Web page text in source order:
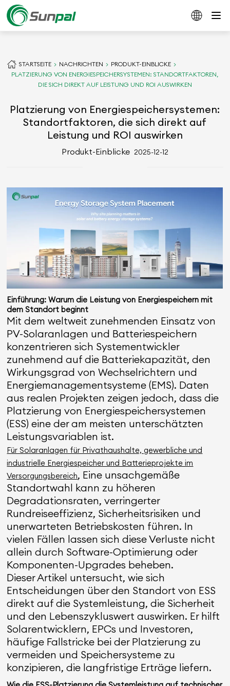
STARTSEITE NACHRICHTEN
PRODUKT-EINBLICKE
PLATZIERUNG VON ENERGIESPEICHERSYSTEMEN: STANDORTFAKTOREN,
DIE SICH DIREKT AUF LEISTUNG UND ROI AUSWIRKEN
Platzierung von Energiespeichersystemen:
Standortfaktoren, die sich direkt auf
Leistung und ROI auswirken
Produkt-Einblicke 2025-12-12
Einführung: Warum die Leistung von Energiespeichern mit
dem Standort beginnt
Mit dem weltweit zunehmenden Einsatz von
PV-Solaranlagen und Batteriespeichern
konzentrieren sich Systementwickler
zunehmend auf die Batteriekapazität, den
Wirkungsgrad von Wechselrichtern und
Energiemanagementsysteme (EMS). Daten
aus realen Projekten zeigen jedoch, dass die
Platzierung von Energiespeichersystemen
(ESS) eine der am meisten unterschätzten
Leistungsvariablen ist.
Für Solaranlagen für Privathaushalte, gewerbliche und
industrielle Energiespeicher und Batterieprojekte im
Versorgungsbereich, Eine unsachgemäße
Standortwahl kann zu höheren
Degradationsraten, verringerter
Rundreiseeffizienz, Sicherheitsrisiken und
unerwarteten Betriebskosten führen. In
vielen Fällen lassen sich diese Verluste nicht
allein durch Software-Optimierung oder
Komponenten-Upgrades beheben.
Dieser Artikel untersucht, wie sich
Entscheidungen über den Standort von ESS
direkt auf die Systemleistung, die Sicherheit
und den Lebenszykluswert auswirken. Er hilft
Solarentwicklern, EPCs und Investoren,
häufige Fallstricke bei der Platzierung zu
vermeiden und Speichersysteme zu
konzipieren, die langfristige Erträge liefern.